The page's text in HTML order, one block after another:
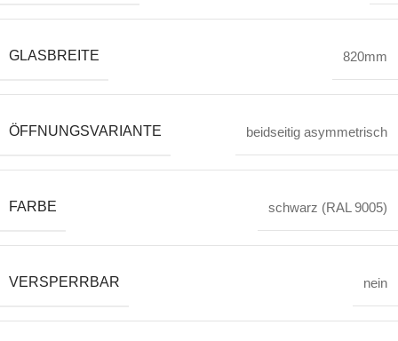
GLASBREITE 820mm
ÖFFNUNGSVARIANTE beidseitig asymmetrisch
FARBE schwarz (RAL 9005)
VERSPERRBAR nein